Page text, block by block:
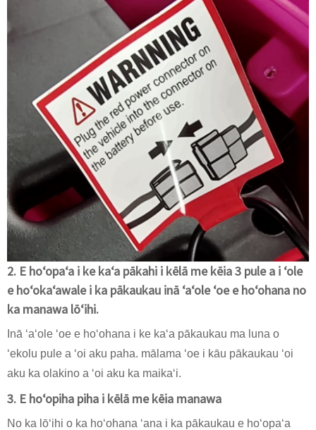
2. E hoʻopaʻa i ke kaʻa pākahi i kēlā me kēia 3 pule a i ʻole
e hoʻokaʻawale i ka pākaukau inā ʻaʻole ʻoe e hoʻohana no
ka manawa lōʻihi.
Inā ʻaʻole ʻoe e hoʻohana i ke kaʻa pākaukau ma luna o
ʻekolu pule a ʻoi aku paha. mālama ʻoe i kāu pākaukau ʻoi
aku ka olakino a ʻoi aku ka maikaʻi.
3. E hoʻopiha piha i kēlā me kēia manawa
No ka lōʻihi o ka hoʻohana ʻana i ka pākaukau e hoʻopaʻa